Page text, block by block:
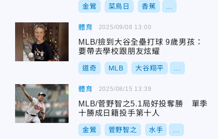
金鶯 菜鳥日 香蕉
體育
MLB/撿到大谷全壘打球 9歲男孩：
要帶去學校跟朋友炫耀
道奇 MLB 大谷翔平
2025/09/08 13:00
體育
MLB/菅野智之5.1局好投奪勝 單季
十勝成日籍投手第十人
金鶯 菅野智之 水手
2025/08/15 13:39